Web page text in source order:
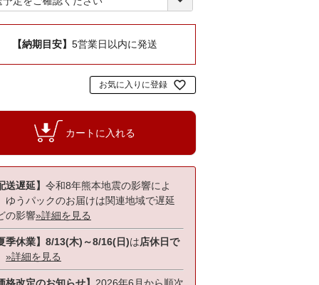
【納期目安】 5営業日以内に発送
お気に入りに登録
カートに入れる
送遅延】 令和8年熊本地震の影響によ
ゆうパックのお届けは関連地域で遅延
の影響»詳細を見る
季休業】8/13(木)～8/16(日)は店休日で
»詳細を見る